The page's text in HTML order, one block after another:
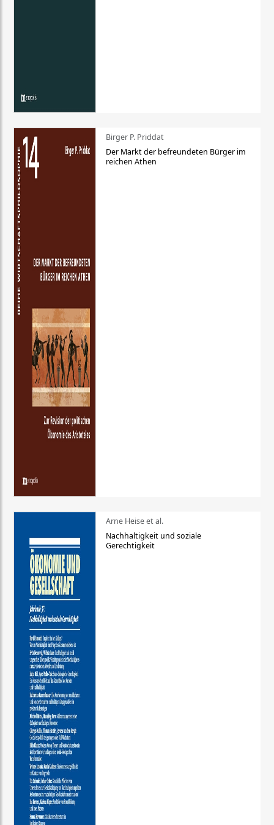
Birger P. Priddat
Der Markt der befreundeten Bürger im
reichen Athen
Arne Heise et al.
Nachhaltigkeit und soziale
Gerechtigkeit